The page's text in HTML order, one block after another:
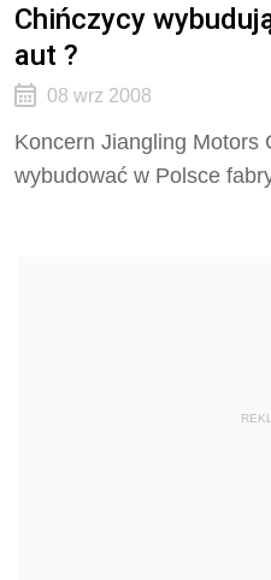
Chińczycy
aut ?
08 wrz 2008
Koncern Jiangling Motors
wybudować w Polsce